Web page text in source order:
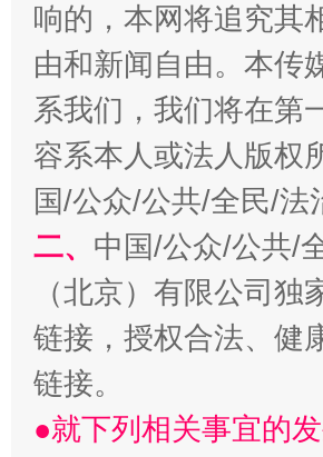
习近平的博鳌关键词
响的，本网将追究其
由和新闻自由。本传
系我们，我们将在第
容系本人或法人版权
国/公众/公共/全民/
二、 中国/公众/公共/
（北京）有限公司
链接，授权合法、健
链接。
●就下列相关事宜的